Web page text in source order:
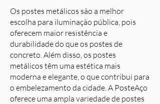
Os postes metálicos são a melhor
escolha para iluminação pública, pois
oferecem maior resistência e
durabilidade do que os postes de
concreto. Além disso, os postes
metálicos têm uma estética mais
moderna e elegante, o que contribui para
o embelezamento da cidade. A PosteAço
oferece uma ampla variedade de postes